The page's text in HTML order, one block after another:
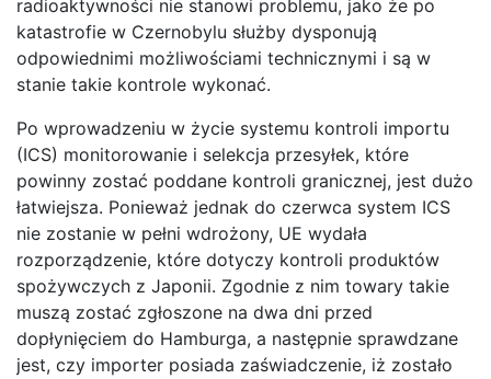
radioaktywności nie stanowi problemu, jako że po
katastrofie w Czernobylu służby dysponują
odpowiednimi możliwościami technicznymi i są w
stanie takie kontrole wykonać.
Po wprowadzeniu w życie systemu kontroli importu
(ICS) monitorowanie i selekcja przesyłek, które
powinny zostać poddane kontroli granicznej, jest dużo
łatwiejsza. Ponieważ jednak do czerwca system ICS
nie zostanie w pełni wdrożony, UE wydała
rozporządzenie, które dotyczy kontroli produktów
spożywczych z Japonii. Zgodnie z nim towary takie
muszą zostać zgłoszone na dwa dni przed
dopłynięciem do Hamburga, a następnie sprawdzane
jest, czy importer posiada zaświadczenie, iż zostało